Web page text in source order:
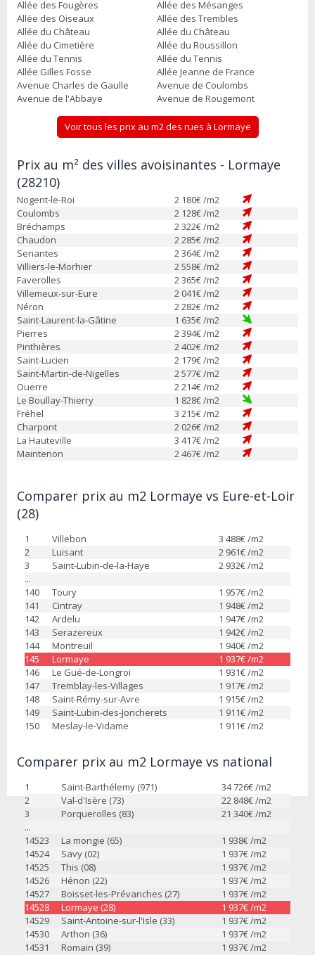
Allée des Fougères
Allée des Mésanges
Allée des Oiseaux
Allée des Trembles
Allée du Château
Allée du Château
Allée du Cimetière
Allée du Roussillon
Allée du Tennis
Allée du Tennis
Allée Gilles Fosse
Allée Jeanne de France
Avenue Charles de Gaulle
Avenue de Coulombs
Avenue de l'Abbaye
Avenue de Rougemont
Voir tous les prix au m2 des rues à Lormaye
Prix au m² des villes avoisinantes - Lormaye
(28210)
Nogent-le-Roi 2 180€ /m2
Coulombs
2 128€ /m2
Bréchamps
2 322€ /m2
Chaudon
2 285€ /m2
Senantes
2 364€ /m2
Villiers-le-Morhier
2 558€ /m2
Faverolles
2 365€ /m2
Villemeux-sur-Eure
2 041€ /m2
Néron
2 282€ /m2
Saint-Laurent-la-Gâtine
1 635€ /m2
Pierres
2 394€ /m2
Pinthières
2 402€ /m2
Saint-Lucien
2 179€ /m2
Saint-Martin-de-Nigelles
2 577€ /m2
Ouerre
2 214€ /m2
Le Boullay-Thierry
1 828€ /m2
Fréhel
3 215€ /m2
Charpont
2 026€ /m2
La Hauteville
3 417€ /m2
Maintenon
2 467€ /m2
Comparer prix au m2 Lormaye vs Eure-et-Loir
(28)
1 Villebon 3 488€ /m2
2
Luisant 2 961€ /m2
3
Saint-Lubin-de-la-Haye 2 932€ /m2
...
140
Toury 1 957€ /m2
141
Cintray 1 948€ /m2
142
Ardelu 1 947€ /m2
143
Serazereux 1 942€ /m2
144
Montreuil 1 940€ /m2
145
Lormaye 1 937€ /m2
146
Le Gué-de-Longroi 1 931€ /m2
147
Tremblay-les-Villages 1 917€ /m2
148
Saint-Rémy-sur-Avre 1 915€ /m2
149
Saint-Lubin-des-Joncherets 1 911€ /m2
150
Meslay-le-Vidame 1 911€ /m2
Comparer prix au m2 Lormaye vs national
1 Saint-Barthélemy (971) 34 726€ /m2
2
Val-d'Isère (73) 22 848€ /m2
3
Porquerolles (83) 21 340€ /m2
...
14523
La mongie (65) 1 938€ /m2
14524
Savy (02) 1 937€ /m2
14525
This (08) 1 937€ /m2
14526
Hénon (22) 1 937€ /m2
14527
Boisset-les-Prévanches (27) 1 937€ /m2
14528
Lormaye (28) 1 937€ /m2
14529
Saint-Antoine-sur-l'Isle (33) 1 937€ /m2
14530
Arthon (36) 1 937€ /m2
14531
Romain (39) 1 937€ /m2